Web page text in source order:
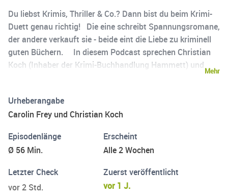
Du liebst Krimis, Thriller & Co.? Dann bist du beim Krimi-
Duett genau richtig! Die eine schreibt Spannungsromane,
der andere verkauft sie - beide eint die Liebe zu kriminell
guten Büchern. In diesem Podcast sprechen Christian
Koch (Inhaber der Krimi-Buchhandlung Hammett) und
und Trends über Geheimtipps und Backlist-Empfehlungen
bis hin zur Geschichte des beliebtesten belletristischen
eines Buchhändlers kommen ebenfalls nicht zu kurz.
Mehr
Urheberangabe
Carolin Frey und Christian Koch
Episodenlänge
Ø 56 Min.
Erscheint
Alle 2 Wochen
Letzter Check
vor 2 Std.
Zuerst veröffentlicht
vor 1 J.